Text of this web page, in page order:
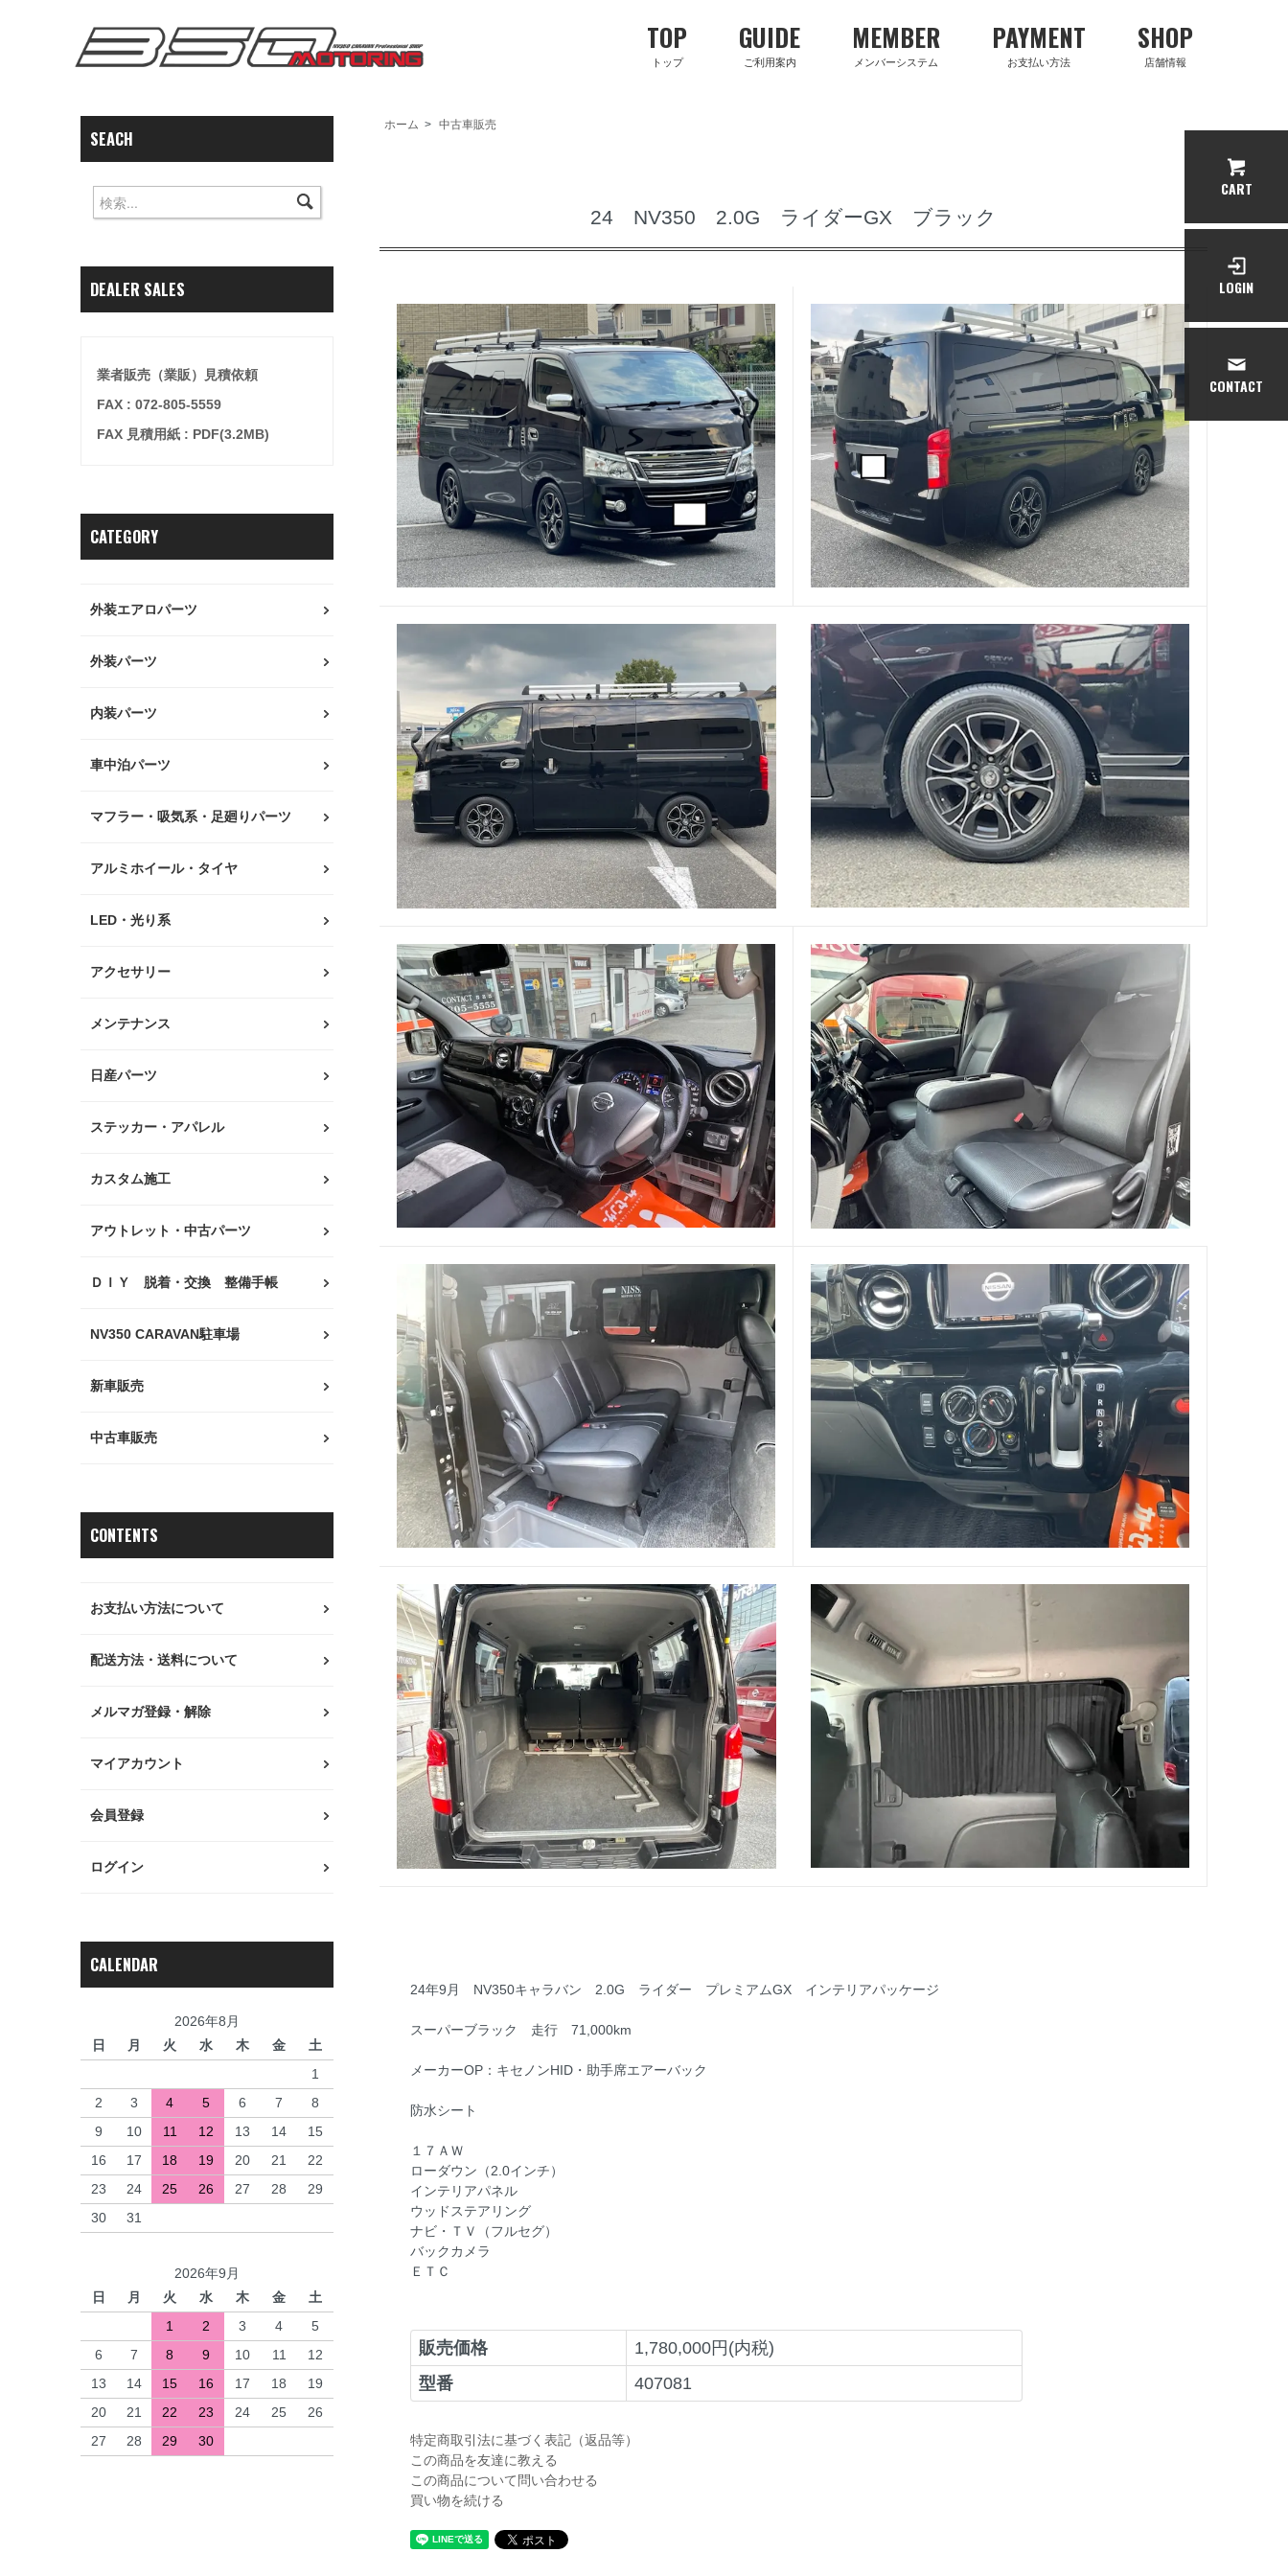
TOP
トップ
GUIDE
ご利用案内
MEMBER
メンバーシステム
PAYMENT
お支払い方法
SHOP
店舗情報
ホーム > 中古車販売
24 NV350 2.0G ライダーGX ブラック
24年9月 NV350キャラバン 2.0G ライダー プレミアムGX インテリアパッケージ
スーパーブラック 走行 71,000km
メーカーOP：キセノンHID・助手席エアーバック
防水シート
１７ＡＷ
ローダウン（2.0インチ）
インテリアパネル
ウッドステアリング
ナビ・ＴＶ（フルセグ）
バックカメラ
ＥＴＣ
販売価格
1,780,000円(内税)
型番
407081
特定商取引法に基づく表記（返品等）
この商品を友達に教える
この商品について問い合わせる
買い物を続ける
SEACH
DEALER SALES
業者販売（業販）見積依頼
FAX : 072-805-5559
FAX 見積用紙 : PDF(3.2MB)
CATEGORY
外装エアロパーツ
外装パーツ
内装パーツ
車中泊パーツ
マフラー・吸気系・足廻りパーツ
アルミホイール・タイヤ
LED・光り系
アクセサリー
メンテナンス
日産パーツ
ステッカー・アパレル
カスタム施工
アウトレット・中古パーツ
ＤＩＹ 脱着・交換 整備手帳
NV350 CARAVAN駐車場
新車販売
中古車販売
CONTENTS
お支払い方法について
配送方法・送料について
メルマガ登録・解除
マイアカウント
会員登録
ログイン
CALENDAR
2026年8月
日
月 火 水 木 金
土
1
2
3 4 5 6 7
8
9
10 11 12 13 14
15
16
17 18 19 20 21
22
23
24 25 26 27 28
29
30
31
2026年9月
日
月 火 水 木 金
土
1
2 3 4
5
6
7 8 9 10 11
12
13
14 15 16 17 18
19
20
21 22 23 24 25
26
27
28 29 30
CART
LOGIN
CONTACT